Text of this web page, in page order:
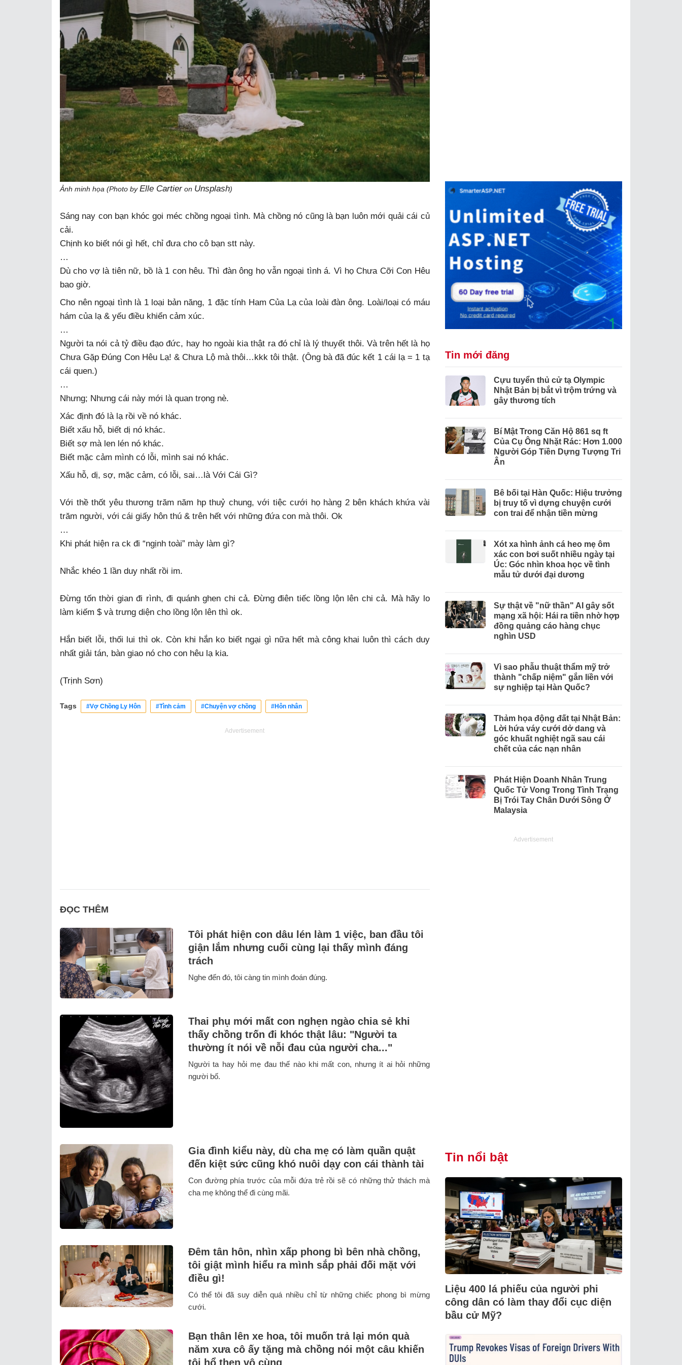
Ảnh minh họa (Photo byElle Cartieron Unsplash)
Sáng nay con bạn khóc gọi méc chồng ngoại tình. Mà chồng nó cũng là bạn luôn mới quải cái củ
cải.
Chịnh ko biết nói gì hết, chỉ đưa cho cô bạn stt này.
…
Dù cho vợ là tiên nữ, bồ là 1 con hêu. Thì đàn ông họ vẫn ngoại tình á. Vì họ Chưa Cỡi Con Hêu
bao giờ.
Cho nên ngoại tình là 1 loại bản năng, 1 đặc tính Ham Của Lạ của loài đàn ông. Loài/loại có máu
hám của lạ & yếu điều khiển cảm xúc.
…
Người ta nói cả tỷ điều đạo đức, hay ho ngoài kia thật ra đó chỉ là lý thuyết thôi. Và trên hết là họ
Chưa Gặp Đúng Con Hêu Lạ! & Chưa Lộ mà thôi…kkk tôi thật. (Ông bà đã đúc kết 1 cái lạ = 1 tạ
cái quen.)
…
Nhưng; Nhưng cái này mới là quan trọng nè.
Xác định đó là lạ rồi về nó khác.
Biết xấu hỗ, biết dị nó khác.
Biết sợ mà len lén nó khác.
Biết mặc cảm mình có lỗi, mình sai nó khác.
Xấu hỗ, dị, sợ, mặc cảm, có lỗi, sai…là Với Cái Gì?
Với thề thốt yêu thương trăm năm hp thuỷ chung, với tiệc cưới họ hàng 2 bên khách khứa vài
trăm người, với cái giấy hôn thú & trên hết với những đứa con mà thôi. Ok
…
Khi phát hiện ra ck đi “ngịnh toài” mày làm gì?
Nhắc khéo 1 lần duy nhất rồi im.
Đừng tốn thời gian đi rình, đi quánh ghen chi cả. Đừng điên tiếc lồng lộn lên chi cả. Mà hãy lo
làm kiếm $ và trưng diện cho lồng lộn lên thì ok.
Hắn biết lỗi, thối lui thì ok. Còn khi hắn ko biết ngại gì nữa hết mà công khai luôn thì cách duy
nhất giải tán, bàn giao nó cho con hêu lạ kia.
(Trịnh Sơn)
Tags #Vợ Chồng Ly Hôn #Tình cảm #Chuyện vợ chồng #Hôn nhân
Advertisement
ĐỌC THÊM
Tôi phát hiện con dâu lén làm 1 việc, ban đầu tôi
giận lắm nhưng cuối cùng lại thấy mình đáng
trách
Nghe đến đó, tôi càng tin mình đoán đúng.
Thai phụ mới mất con nghẹn ngào chia sẻ khi
thấy chồng trốn đi khóc thật lâu: "Người ta
thường ít nói về nỗi đau của người cha..."
Người ta hay hỏi mẹ đau thế nào khi mất con, nhưng ít ai hỏi những
người bố.
Gia đình kiểu này, dù cha mẹ có làm quần quật
đến kiệt sức cũng khó nuôi dạy con cái thành tài
Con đường phía trước của mỗi đứa trẻ rồi sẽ có những thử thách mà
cha mẹ không thể đi cùng mãi.
Đêm tân hôn, nhìn xấp phong bì bên nhà chồng,
tôi giật mình hiểu ra mình sắp phải đối mặt với
điều gì!
Có thể tôi đã suy diễn quá nhiều chỉ từ những chiếc phong bì mừng
cưới.
Bạn thân lên xe hoa, tôi muốn trả lại món quà
năm xưa cô ấy tặng mà chồng nói một câu khiến
tôi hổ thẹn vô cùng
Tin mới đăng
Cựu tuyển thủ cử tạ Olympic
Nhật Bản bị bắt vì trộm trứng và
gây thương tích
Bí Mật Trong Căn Hộ 861 sq ft
Của Cụ Ông Nhặt Rác: Hơn 1.000
Người Góp Tiền Dựng Tượng Tri
Ân
Bê bối tại Hàn Quốc: Hiệu trưởng
bị truy tố vì dựng chuyện cưới
con trai để nhận tiền mừng
Xót xa hình ảnh cá heo mẹ ôm
xác con bơi suốt nhiều ngày tại
Úc: Góc nhìn khoa học về tình
mẫu tử dưới đại dương
Sự thật về "nữ thần" AI gây sốt
mạng xã hội: Hái ra tiền nhờ hợp
đồng quảng cáo hàng chục
nghìn USD
Vì sao phẫu thuật thẩm mỹ trở
thành "chấp niệm" gắn liền với
sự nghiệp tại Hàn Quốc?
Thảm họa động đất tại Nhật Bản:
Lời hứa váy cưới dở dang và
góc khuất nghiệt ngã sau cái
chết của các nạn nhân
Phát Hiện Doanh Nhân Trung
Quốc Tử Vong Trong Tình Trạng
Bị Trói Tay Chân Dưới Sông Ở
Malaysia
Advertisement
Tin nổi bật
Liệu 400 lá phiếu của người phi
công dân có làm thay đổi cục diện
bầu cử Mỹ?